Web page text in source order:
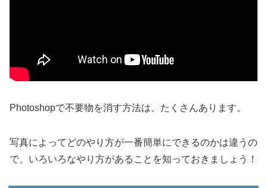
Photoshopで不要物を消す方法は、たくさんあります。
写真によってどのやり方が一番簡単にできるのかは違うの
で、いろいろなやり方があることを知っておきましょう！